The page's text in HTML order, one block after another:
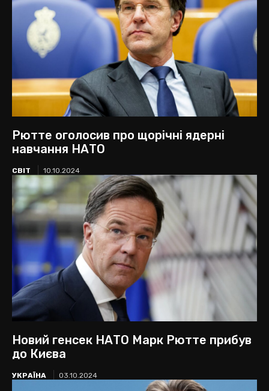
Рютте оголосив про щорічні ядерні
навчання НАТО
СВІТ 10.10.2024
Новий генсек НАТО Марк Рютте прибув
до Києва
УКРАЇНА 03.10.2024